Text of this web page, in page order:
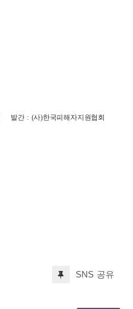
발간 : (사)한국피해자지원협회
SNS 공유